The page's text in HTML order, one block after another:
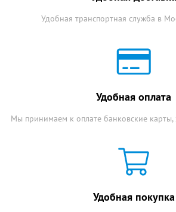
Удобная транспортная служба в
Удобная оплата
Мы принимаем к оплате банковские карты,
Удобная покупка